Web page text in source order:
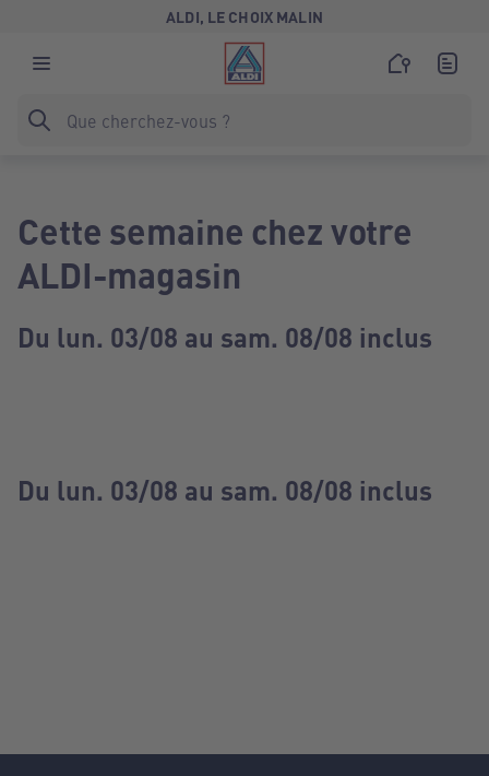
ALDI, LE CHOIX MALIN
Cette semaine chez votre
ALDI-magasin
Du lun. 03/08 au sam. 08/08 inclus
Du lun. 03/08 au sam. 08/08 inclus